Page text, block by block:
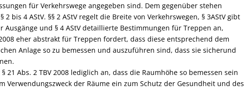
für Verkehrswege angegeben sind. Dem gegenüber stehen
bis 4 AStV. §§ 2 AStV regelt die Breite von Verkehrswegen, § 3AStV gibt
und § 4 AStV detaillierte Bestimmungen für Treppen an,
eher abstrakt für Treppen fordert, dass diese entsprechend dem
Anlage so zu bemessen und auszuführen sind, dass sie sicherund
21 Abs. 2 TBV 2008 lediglich an, dass die Raumhöhe so bemessen sein
Verwendungszweck der Räume ein zum Schutz der Gesundheit und des